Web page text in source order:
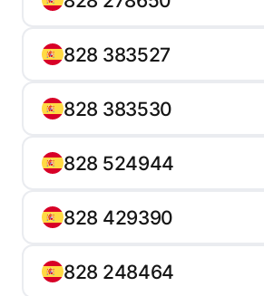
828 383527
828 383530
828 524944
828 429390
828 248464